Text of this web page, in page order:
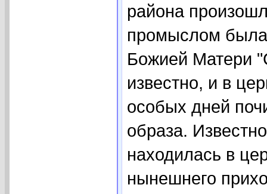
района
промыслом была
Божией Матери
известно, и в
особых дней
образа.
находилась в
нынешнего